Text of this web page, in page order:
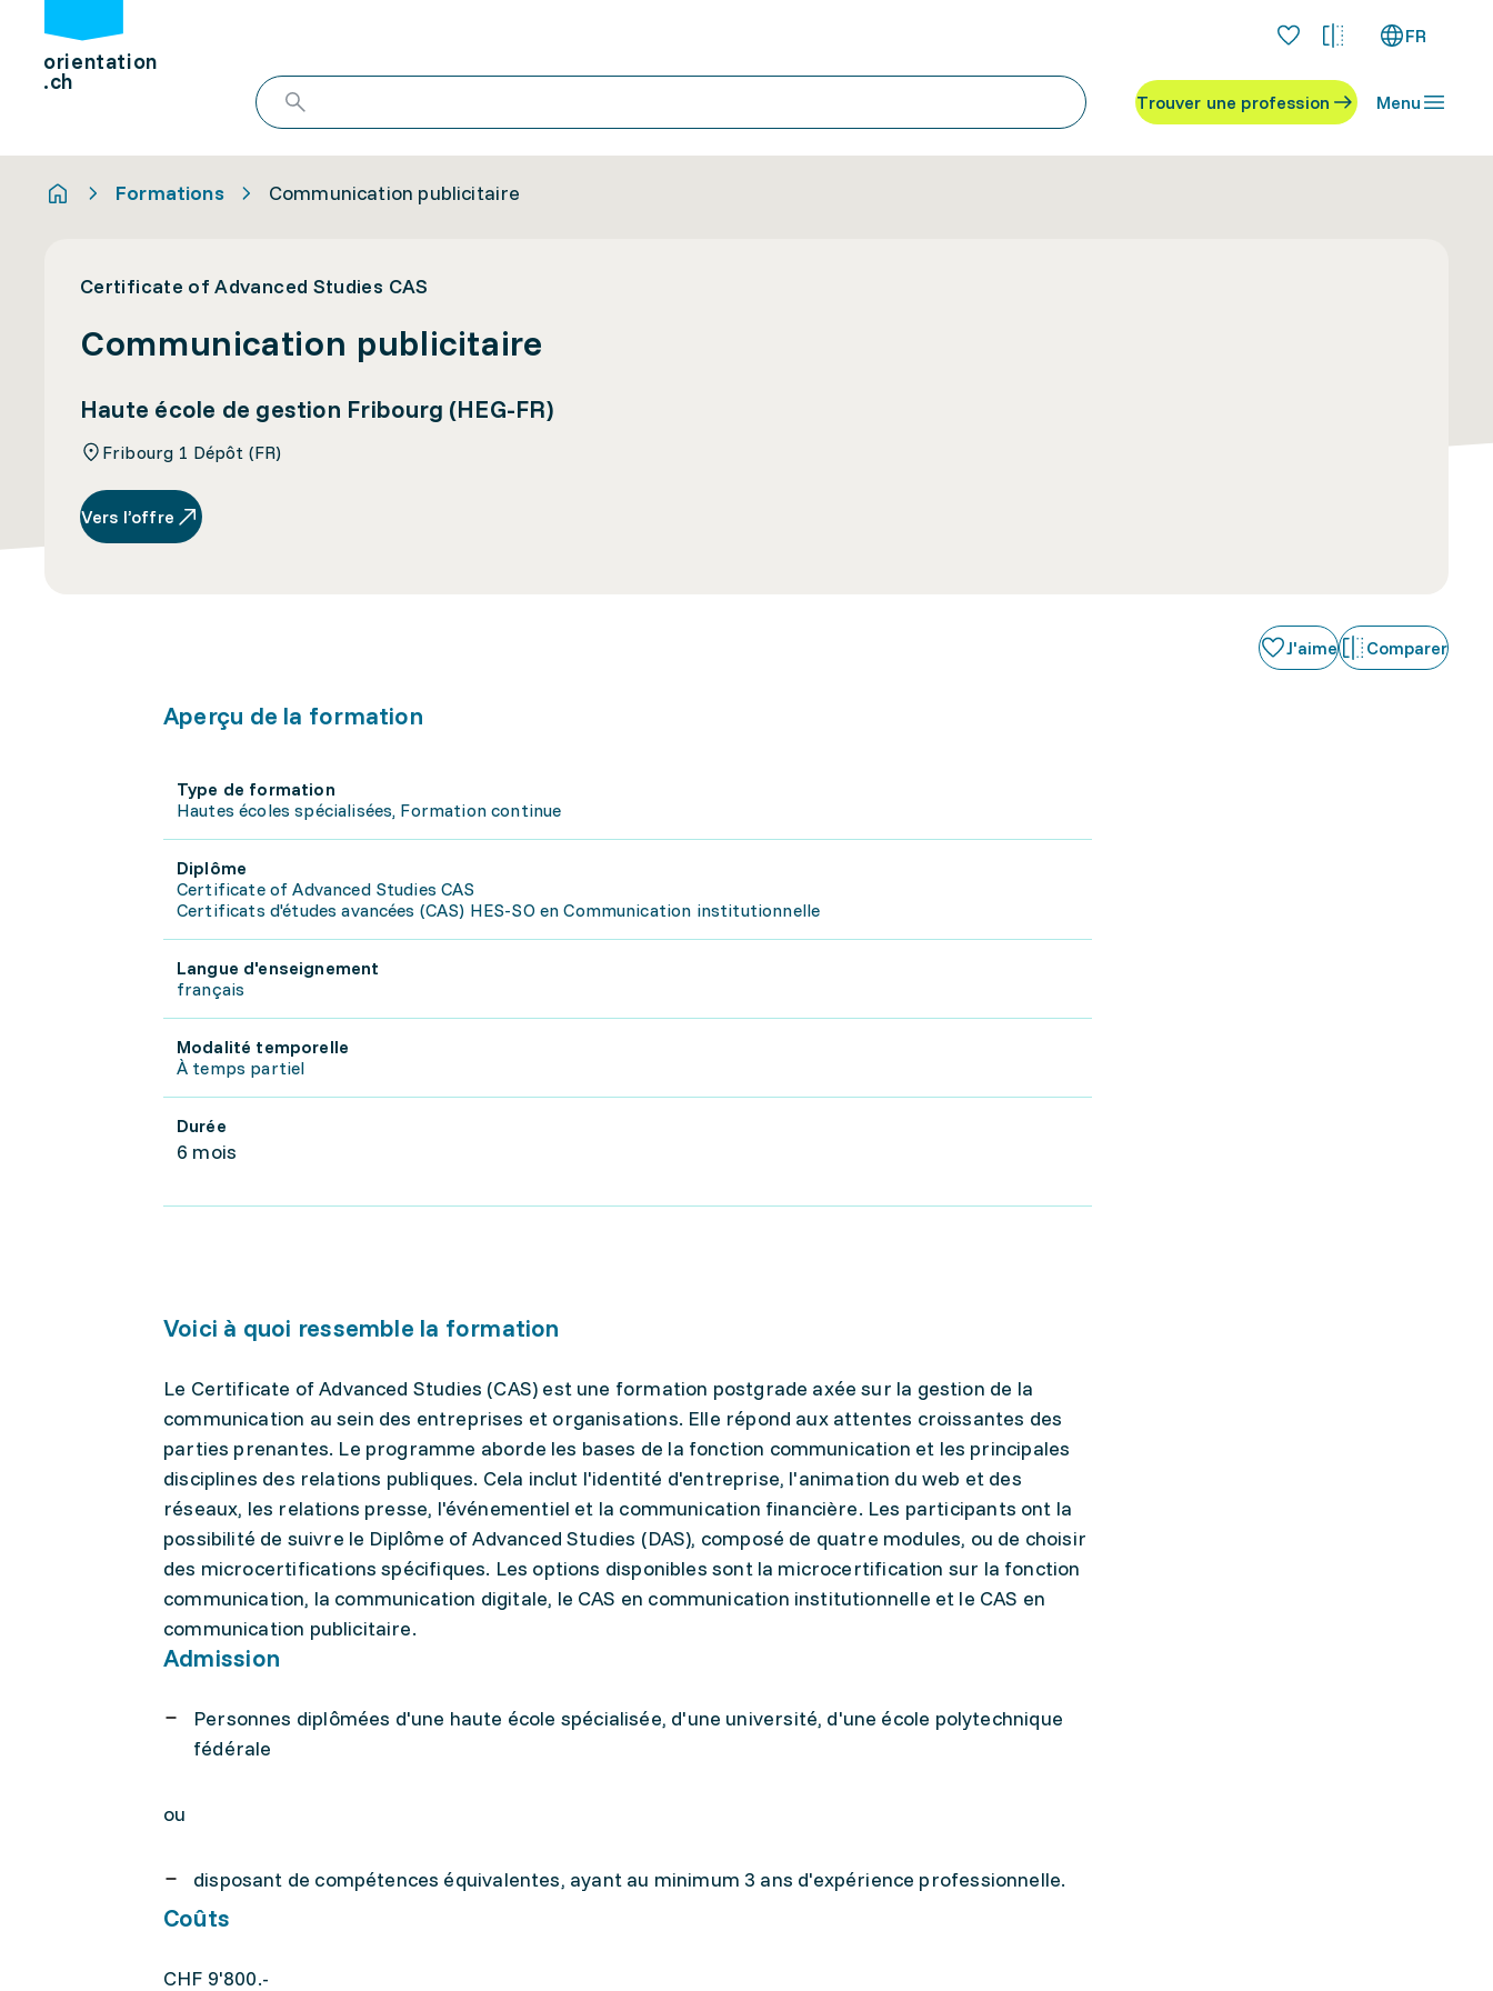
orientation
.ch
FR
Trouver une profession Menu
Formations Communication publicitaire
Certificate of Advanced Studies CAS
Communication publicitaire
Haute école de gestion Fribourg (HEG-FR)
Fribourg 1 Dépôt (FR)
Vers l’offre
J'aime Comparer
Aperçu de la formation
Type de formation
Hautes écoles spécialisées, Formation continue
Diplôme
Certificate of Advanced Studies CAS
Certificats d'études avancées (CAS) HES-SO en Communication institutionnelle
Langue d'enseignement
français
Modalité temporelle
À temps partiel
Durée
6 mois
Voici à quoi ressemble la formation
Le Certificate of Advanced Studies (CAS) est une formation postgrade axée sur la gestion de la
communication au sein des entreprises et organisations. Elle répond aux attentes croissantes des
parties prenantes. Le programme aborde les bases de la fonction communication et les principales
disciplines des relations publiques. Cela inclut l'identité d'entreprise, l'animation du web et des
réseaux, les relations presse, l'événementiel et la communication financière. Les participants ont la
possibilité de suivre le Diplôme of Advanced Studies (DAS), composé de quatre modules, ou de choisir
des microcertifications spécifiques. Les options disponibles sont la microcertification sur la fonction
communication, la communication digitale, le CAS en communication institutionnelle et le CAS en
communication publicitaire.
Admission
Personnes diplômées d'une haute école spécialisée, d'une université, d'une école polytechnique
fédérale
ou
disposant de compétences équivalentes, ayant au minimum 3 ans d'expérience professionnelle.
Coûts
CHF 9'800.-